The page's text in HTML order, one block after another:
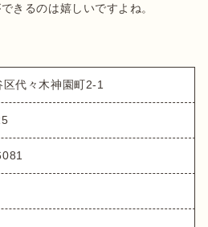
きるのは嬉しいですよね。
区代々木神園町2-1